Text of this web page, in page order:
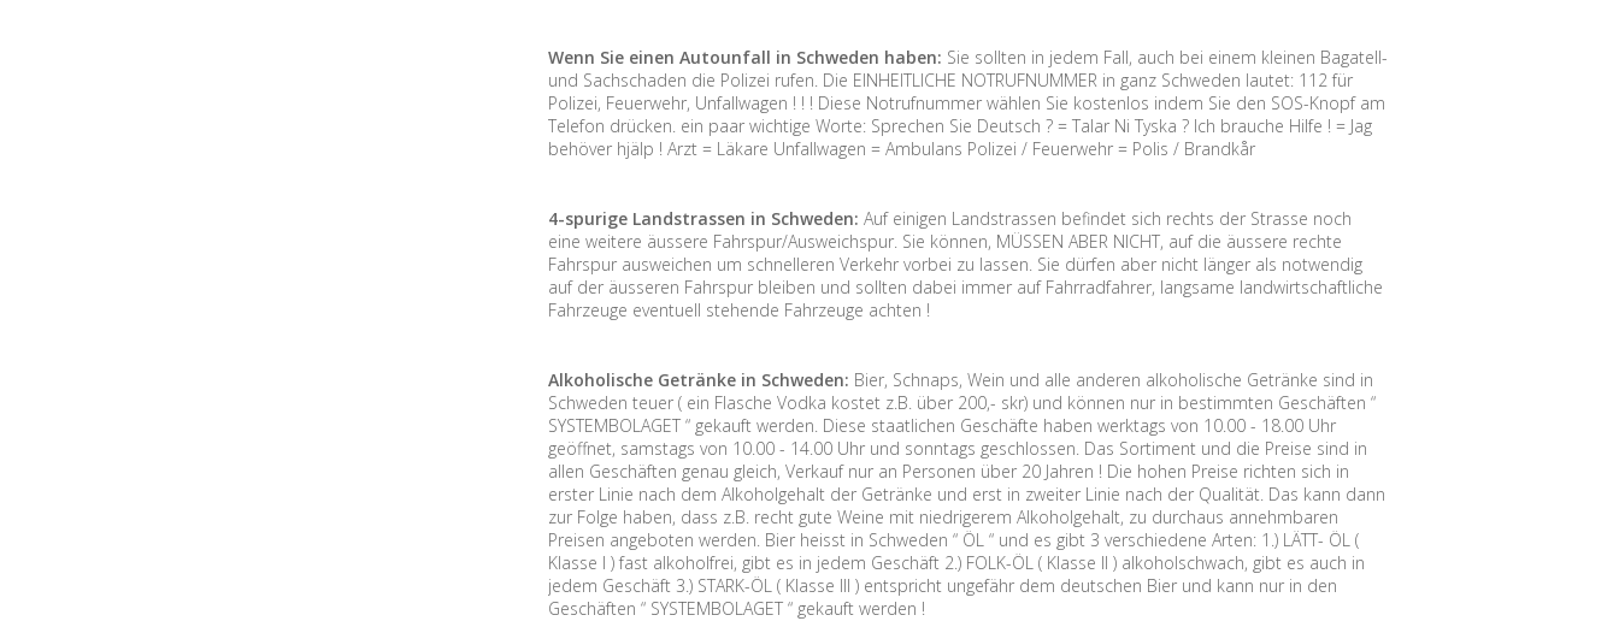
Wenn Sie einen Autounfall in Schweden haben: Sie sollten in jedem Fall, auch bei einem kleinen Bagatell-
und Sachschaden die Polizei rufen. Die EINHEITLICHE NOTRUFNUMMER in ganz Schweden lautet: 112 für
Polizei, Feuerwehr, Unfallwagen ! ! ! Diese Notrufnummer wählen Sie kostenlos indem Sie den SOS-Knopf am
Telefon drücken. ein paar wichtige Worte: Sprechen Sie Deutsch ? = Talar Ni Tyska ? Ich brauche Hilfe ! = Jag
behöver hjälp ! Arzt = Läkare Unfallwagen = Ambulans Polizei / Feuerwehr = Polis / Brandkår
4-spurige Landstrassen in Schweden: Auf einigen Landstrassen befindet sich rechts der Strasse noch
eine weitere äussere Fahrspur/Ausweichspur. Sie können, MÜSSEN ABER NICHT, auf die äussere rechte
Fahrspur ausweichen um schnelleren Verkehr vorbei zu lassen. Sie dürfen aber nicht länger als notwendig
auf der äusseren Fahrspur bleiben und sollten dabei immer auf Fahrradfahrer, langsame landwirtschaftliche
Fahrzeuge eventuell stehende Fahrzeuge achten !
Alkoholische Getränke in Schweden: Bier, Schnaps, Wein und alle anderen alkoholische Getränke sind in
Schweden teuer ( ein Flasche Vodka kostet z.B. über 200,- skr) und können nur in bestimmten Geschäften “
SYSTEMBOLAGET “ gekauft werden. Diese staatlichen Geschäfte haben werktags von 10.00 - 18.00 Uhr
geöffnet, samstags von 10.00 - 14.00 Uhr und sonntags geschlossen. Das Sortiment und die Preise sind in
allen Geschäften genau gleich, Verkauf nur an Personen über 20 Jahren ! Die hohen Preise richten sich in
erster Linie nach dem Alkoholgehalt der Getränke und erst in zweiter Linie nach der Qualität. Das kann dann
zur Folge haben, dass z.B. recht gute Weine mit niedrigerem Alkoholgehalt, zu durchaus annehmbaren
Preisen angeboten werden. Bier heisst in Schweden “ ÖL “ und es gibt 3 verschiedene Arten: 1.) LÄTT- ÖL (
Klasse I ) fast alkoholfrei, gibt es in jedem Geschäft 2.) FOLK-ÖL ( Klasse II ) alkoholschwach, gibt es auch in
jedem Geschäft 3.) STARK-ÖL ( Klasse III ) entspricht ungefähr dem deutschen Bier und kann nur in den
Geschäften “ SYSTEMBOLAGET “ gekauft werden !